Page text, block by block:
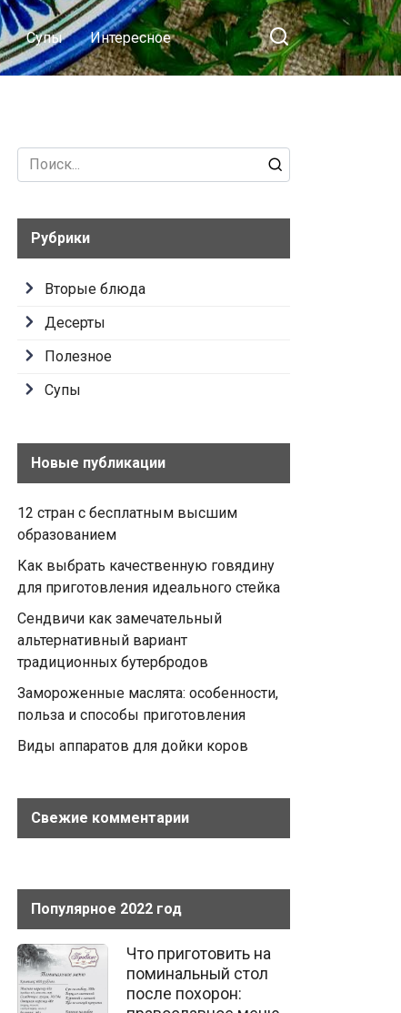
Супы Интересное
Search
for:
Рубрики
Вторые блюда
Десерты
Полезное
Супы
Новые публикации
12 стран с бесплатным высшим
образованием
Как выбрать качественную говядину
для приготовления идеального стейка
Сендвичи как замечательный
альтернативный вариант
традиционных бутербродов
Замороженные маслята: особенности,
польза и способы приготовления
Виды аппаратов для дойки коров
Свежие комментарии
Популярное 2022 год
Что приготовить на
поминальный стол
после похорон: